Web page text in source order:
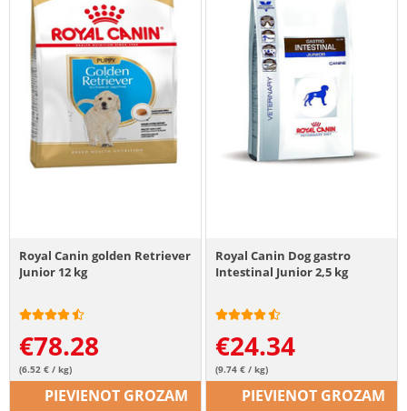
Royal Canin golden Retriever
Junior 12 kg
€78.28
(6.52 € / kg)
PIEVIENOT GROZAM
Royal Canin Dog gastro
Intestinal Junior 2,5 kg
€24.34
(9.74 € / kg)
PIEVIENOT GROZAM